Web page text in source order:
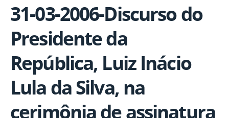
31-03-2006-Discurso do
Presidente da
República, Luiz Inácio
Lula da Silva, na
cerimônia de assinatura